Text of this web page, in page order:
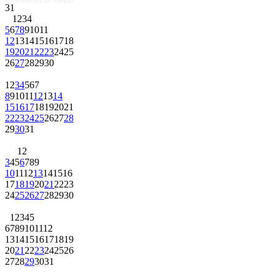
31
1 234
567891011
12131415161718
192021 22232425
2627282930
1 234567
891011121314
15161718192021
22232425262728
293031
1 2
3456789
10111213141516
1718192021 2223
24252627282930
1 2345
6789101112
13141516171819
2021 2223242526
2728293031